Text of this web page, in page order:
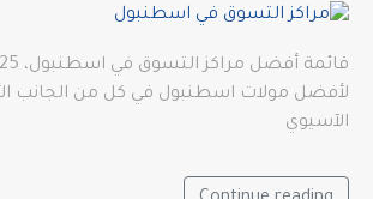
لأفضل مولات اسطنبول في كل من الجانب
الآسيوي